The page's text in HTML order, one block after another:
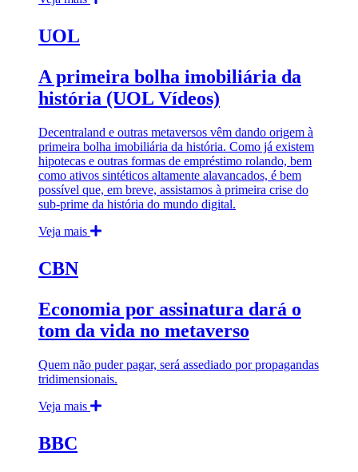
UOL
A primeira bolha imobiliária da
história (UOL Vídeos)
Decentraland e outras metaversos vêm dando origem à
primeira bolha imobiliária da história. Como já existem
hipotecas e outras formas de empréstimo rolando, bem
como ativos sintéticos altamente alavancados, é bem
possível que, em breve, assistamos à primeira crise do
sub-prime da história do mundo digital.
Veja mais
CBN
Economia por assinatura dará o
tom da vida no metaverso
Quem não puder pagar, será assediado por propagandas
tridimensionais.
Veja mais
BBC